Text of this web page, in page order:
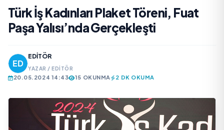
Türk İş Kadınları Plaket Töreni, Fuat
Paşa Yalısı’nda Gerçekleşti
EDITÖR
YAZAR / EDITÖR
20.05.2024 14:43 15 OKUNMA 2 DK OKUMA